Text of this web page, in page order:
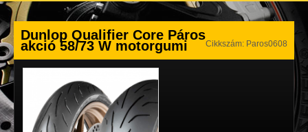
Cikkszám: Paros0608
Dunlop Qualifier Core Páros
akció 58/73 W motorgumi